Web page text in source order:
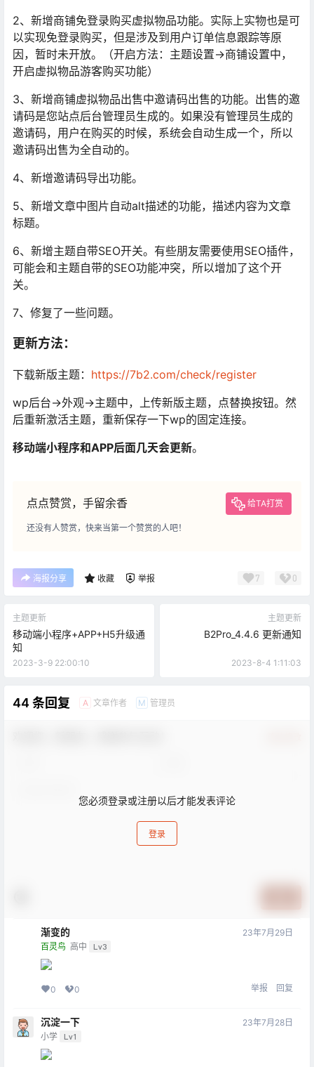
2、新增商铺免登录购买虚拟物品功能。实际上实物也是可
以实现免登录购买，但是涉及到用户订单信息跟踪等原
因，暂时未开放。（开启方法：主题设置->商铺设置中，
开启虚拟物品游客购买功能）
3、新增商铺虚拟物品出售中邀请码出售的功能。出售的邀
请码是您站点后台管理员生成的。如果没有管理员生成的
邀请码，用户在购买的时候，系统会自动生成一个，所以
邀请码出售为全自动的。
4、新增邀请码导出功能。
5、新增文章中图片自动alt描述的功能，描述内容为文章
标题。
6、新增主题自带SEO开关。有些朋友需要使用SEO插件，
可能会和主题自带的SEO功能冲突，所以增加了这个开
关。
7、修复了一些问题。
更新方法：
下载新版主题： https://7b2.com/check/register
wp后台->外观->主题中，上传新版主题，点替换按钮。然
后重新激活主题，重新保存一下wp的固定连接。
移动端小程序和APP后面几天会更新。
点点赞赏，手留余香 给TA打赏
还没有人赞赏，快来当第一个赞赏的人吧！
海报分享 收藏 举报 7 0
主题更新
移动端小程序+APP+H5升级通
知
2023-3-9 22:00:10
主题更新
B2Pro_4.4.6 更新通知
2023-8-4 1:11:03
44 条回复 A 文章作者 M 管理员
您必须登录或注册以后才能发表评论
登录
渐变的
百灵鸟 高中 Lv3
23年7月29日
0 0 举报 回复
沉淀一下
小学 Lv1
23年7月28日